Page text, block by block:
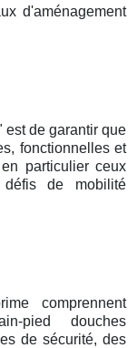
d'aménagement
est de garantir que
fonctionnelles et
particulier ceux
de mobilité
comprennent
pied douches
de sécurité, des